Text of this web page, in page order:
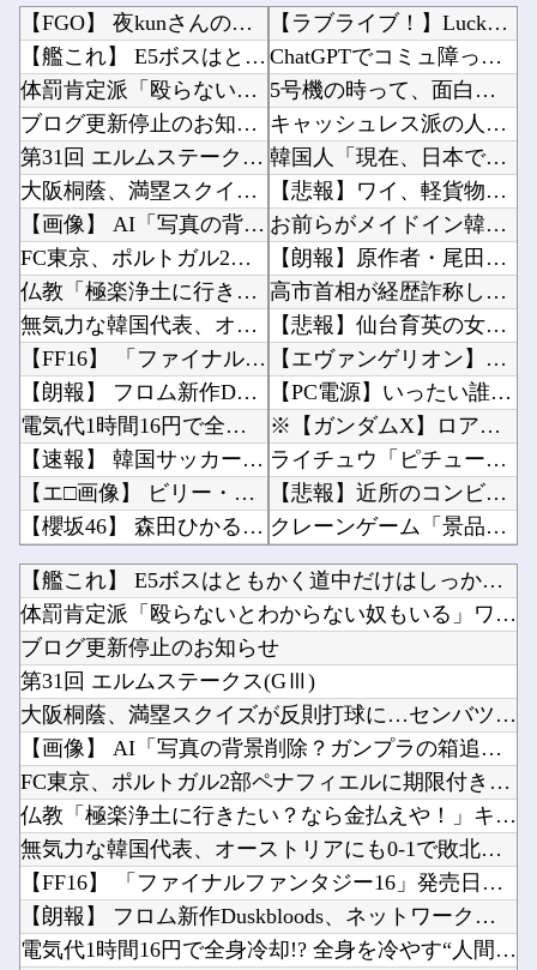
【FGO】 夜kunさんのモルガンイラスト！！ 蝶の羽好きです！
【艦これ】 E5ボスはともかく道中だけはしっかりラスダンしてるじゃねーか
体罰肯定派「殴らないとわからない奴もいる」ワイ「いや司法や警察に突き出せばいいよね」
ブログ更新停止のお知らせ
第31回 エルムステークス(GⅢ)
大阪桐蔭、満塁スクイズが反則打球に…センバツ王者が4回戦敗退
【画像】 AI「写真の背景削除？ガンプラの箱追加しといてあげよ????」
FC東京、ポルトガル2部ペナフィエルに期限付き移籍していたMF安斎颯馬の復帰を発表 「自分...
仏教「極楽浄土に行きたい？なら金払えや！」キリスト教「お金はいりません皆天国に行かせましょ...
無気力な韓国代表、オーストリアにも0-1で敗北…3月のAマッチは2敗で終＝韓国の反応
【FF16】 「ファイナルファンタジー16」発売日が6/22に決定＆最新PV公開！思ったよ...
【朗報】 フロム新作Duskbloods、ネットワークテストキタ━━━━(゜∀゜)━━━━...
電気代1時間16円で全身冷却!? 全身を冷やす“人間用冷蔵庫”『ど冷えもんBOX』→工事現...
【速報】 韓国サッカー協会『すでに時効だ』、外国人審判らへ性的接待疑惑→ロンドン五輪は銅メ...
【エ□画像】 ビリー・アイリッシュ、マ○コ（女性器）披露
【櫻坂46】 森田ひかる、近日解禁...
【悲報】 味噌ラーメンで行列、出来ない
【にじ甲2026】 熱狂！にじさんじ甲子園2026#9！主催陣の心からの「助かる〜〜〜」草
妊婦・田中みな実さん、背中と横乳を大胆露出して公の場に出てしまうｗｗｗｗｗｗ
Powered by livedoor 相互RSS
【ラブライブ！】LuckyFes'26は無料で配信見れるのか助かるな（8/9）他
ChatGPTでコミュ障って治せる？？？他
5号機の時って、面白いA+ART機がたくさんあって楽しかったよなｗｗｗ他
キャッシュレス派の人が現金のみの店に文句言ってるのってどう思う？他
韓国人「現在、日本でとんでもない進化を遂げている韓国料理がこちら…」→「これは旨いのでは…...
【悲報】ワイ、軽貨物ドライバーという職業を知ってしまう・・・・・・・・・他
お前らがメイドイン韓国で認めてるもの 「キムチ」あと3つは？他
【朗報】原作者・尾田栄一郎「ワンピヒロインズ娘に見せたら反応良っ！！女心掴みまくってありが...
高市首相が経歴詐称していると確信した某映画評論家、「上級公務員試験に合格とは書いてないんで...
【悲報】仙台育英の女部員←ベンチ入り 強豪校のジャガイモダンサー←ベンチ外他
【エヴァンゲリオン】ロボ道「エヴァンゲリオン弐号機（TVシリーズVer.）」アクションフィ...
【PC電源】いったい誰に見せるためにそんな所にLCD付けるのかな他
※【ガンダムX】ロアビィがエアマスター、ウィッツがレオパルドに乗っていたら他
ライチュウ「ピチューとピカチュウより圧倒的に強いですｗｗｗｗ」←こいつが不人気な理由他
【悲報】近所のコンビニの出禁が1年以上経ってもまだ解除されないんやが…他
クレーンゲーム「景品貰えます、パチンコより脳汁出ます、金かければ取れます」←なんjで不人気...
【動画】ロシア軍のドローンをネット発射装置で撃墜するウクライナ。他
日本円、協調介入も米雇用統計も無効化の流れ他
大竹しのぶ「戦争放棄の国であり続けよう」←この投稿が話題に他
【まとめ】森保監督『都内にサッカー専用スタを』国立で観客新記録、スレ民『候補地は？』『税金...
【にじ甲2026】にじさんじ甲子園2026 本戦 Day1スタート！めちゃつよ甲子園他
「BLEACH」のユーハバッハって、今見返すとあんま『全知全能』感ないよな・・・他
2026スーパーフォーミュラ第8戦「SUGO」決勝結果他
論争になった「ディスク販売終了」、カプコンの回答と衝撃の詳細がコチラ・・・「え？ウチはデジ...
Powered by livedoor 相互RSS
【艦これ】 E5ボスはともかく道中だけはしっかりラスダンして...
体罰肯定派「殴らないとわからない奴もいる」ワイ「いや司法や警...
ブログ更新停止のお知らせ
第31回 エルムステークス(GⅢ)
大阪桐蔭、満塁スクイズが反則打球に…センバツ王者が4回戦敗退
【画像】 AI「写真の背景削除？ガンプラの箱追加しといてあげ...
FC東京、ポルトガル2部ペナフィエルに期限付き移籍していたM...
仏教「極楽浄土に行きたい？なら金払えや！」キリスト教「お金は...
無気力な韓国代表、オーストリアにも0-1で敗北…3月のAマッ...
【FF16】 「ファイナルファンタジー16」発売日が6/22...
【朗報】 フロム新作Duskbloods、ネットワークテスト...
電気代1時間16円で全身冷却!? 全身を冷やす“人間用冷蔵庫...